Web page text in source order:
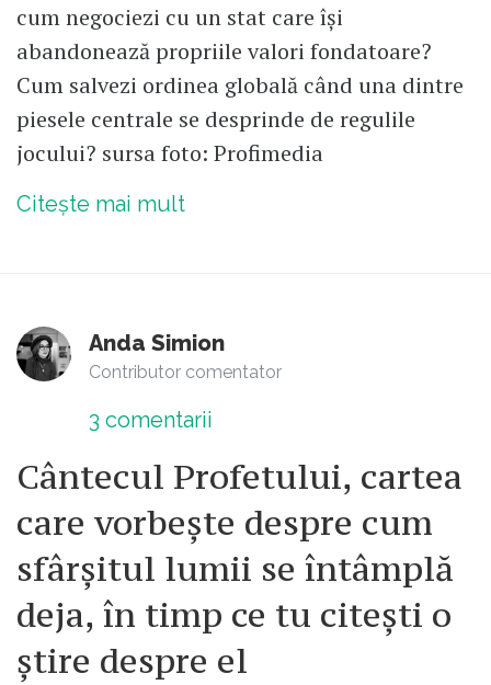
cum negociezi cu un stat care își
abandonează propriile valori fondatoare?
Cum salvezi ordinea globală când una dintre
piesele centrale se desprinde de regulile
jocului? sursa foto: Profimedia
Citește mai mult
Anda Simion
Contributor comentator
3 comentarii
Cântecul Profetului, cartea
care vorbește despre cum
sfârșitul lumii se întâmplă
deja, în timp ce tu citești o
știre despre el